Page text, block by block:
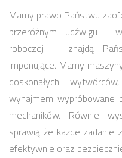
Mamy prawo Państwu
przeróżnym udźwigu i
roboczej – znajdą
imponujące. Mamy
doskonałych
wynajmem wypróbowane
mechaników. Równie
sprawią że każde zadanie
efektywnie oraz